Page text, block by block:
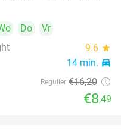
Do
Vr
9.6 star
14 min. directions_car
Regulier €16,20
€8,49